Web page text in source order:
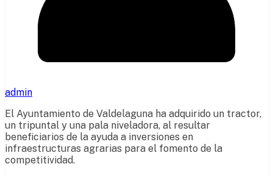
admin
El Ayuntamiento de Valdelaguna ha adquirido un tractor,
un tripuntal y una pala niveladora, al resultar
beneficiarios de la ayuda a inversiones en
infraestructuras agrarias para el fomento de la
competitividad.